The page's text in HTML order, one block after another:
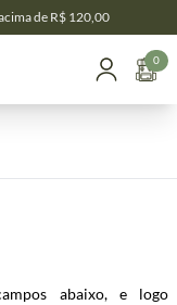
de R$ 120,00
0
abaixo, e logo